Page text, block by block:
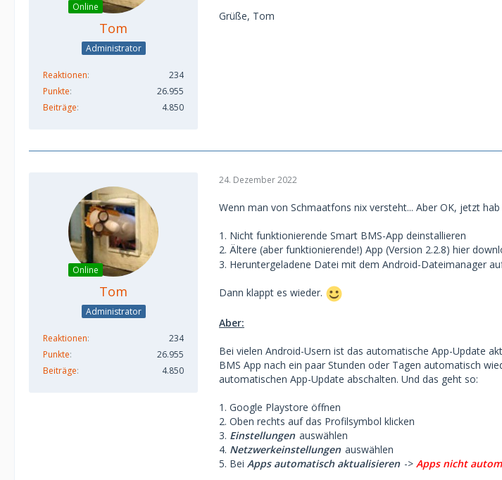
Online
Tom
Administrator
Reaktionen
234
Punkte
26.955
Beiträge
4.850
Grüße, Tom
Online
Tom
Administrator
Reaktionen
234
Punkte
26.955
Beiträge
4.850
24. Dezember 2022
Wenn man von Schmaatfons nix versteht... Aber OK, jetzt hab
1. Nicht funktionierende Smart BMS-App deinstallieren
2. Ältere (aber funktionierende!) App (Version 2.2.8) hier
3. Heruntergeladene Datei mit dem Android-Dateimanager
Dann klappt es wieder.
Aber:
Bei vielen Android-Usern ist das automatische App-Update
BMS App nach ein paar Stunden oder Tagen automatisch
automatischen App-Update abschalten. Und das geht so:
1. Google Playstore öffnen
2. Oben rechts auf das Profilsymbol klicken
3. Einstellungen auswählen
4. Netzwerkeinstellungen auswählen
5. Bei Apps automatisch aktualisieren -> Apps nicht